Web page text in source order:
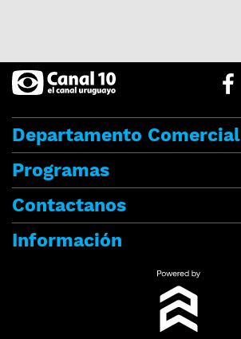
Departamento Comercial
Programas
Contactanos
Información